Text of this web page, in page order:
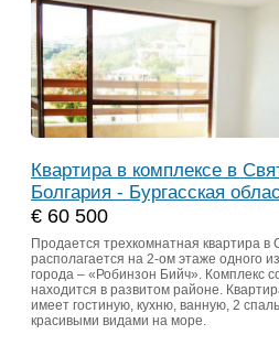
Квартира в комплексе в
Болгария - Бургасская
€ 60 500
Продается трехкомнатная квартира
располагается на 2-ом этаже одного
города – «Робинзон Бийч». Комплекс
находится в развитом районе.
имеет гостиную, кухню, ванную, 2
красивыми видами на море.